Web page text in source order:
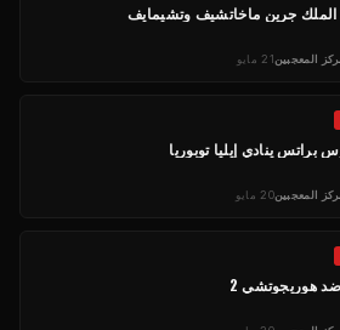
جرين ماخاتشيف وتشيمايف
المعجبين21 مايو
براتس ينادي إيليا توبوريا
المعجبين20 مايو
هوريجوتشي 2